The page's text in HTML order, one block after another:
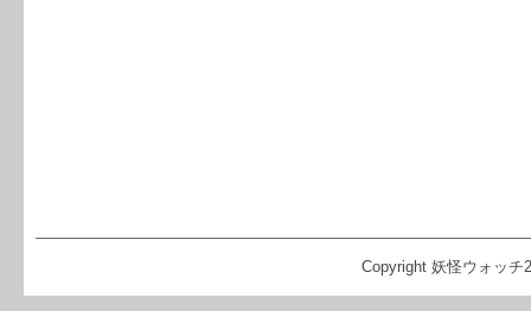
Copyright 妖怪ウォッ